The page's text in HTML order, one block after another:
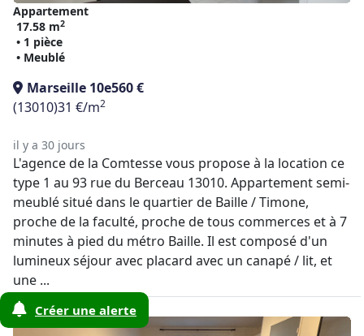
Appartement
17.58 m2
• 1 pièce
• Meublé
Marseille 10e560 €
(13010)31 €/m2
il y a 30 jours
L'agence de la Comtesse vous propose à la location ce
type 1 au 93 rue du Berceau 13010. Appartement semi-
meublé situé dans le quartier de Baille / Timone,
proche de la faculté, proche de tous commerces et à 7
minutes à pied du métro Baille. Il est composé d'un
lumineux séjour avec placard avec un canapé / lit, et
une ...
Créer une alerte